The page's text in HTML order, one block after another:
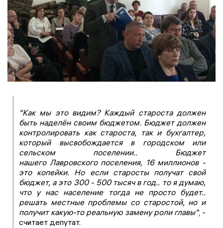
"Как мы это видим? Каждый староста должен
быть наделён своим бюджетом. Бюджет должен
контролировать как староста, так и бухгалтер,
который высвобождается в городском или
сельском поселении.. Бюджет
нашего Лавровского поселения, 16 миллионов -
это копейки. Но если старосты получат свой
бюджет, а это 300 - 500 тысяч в год.. то я думаю,
что у нас население тогда не просто будет..
решать местные проблемы со старостой, но и
получит какую-то реальную замену роли главы", -
считает депутат.